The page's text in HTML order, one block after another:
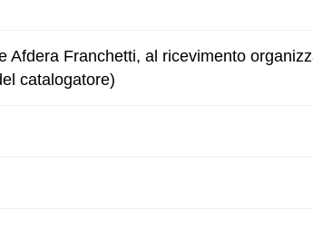
Afdera Franchetti, al ricevimento
catalogatore)